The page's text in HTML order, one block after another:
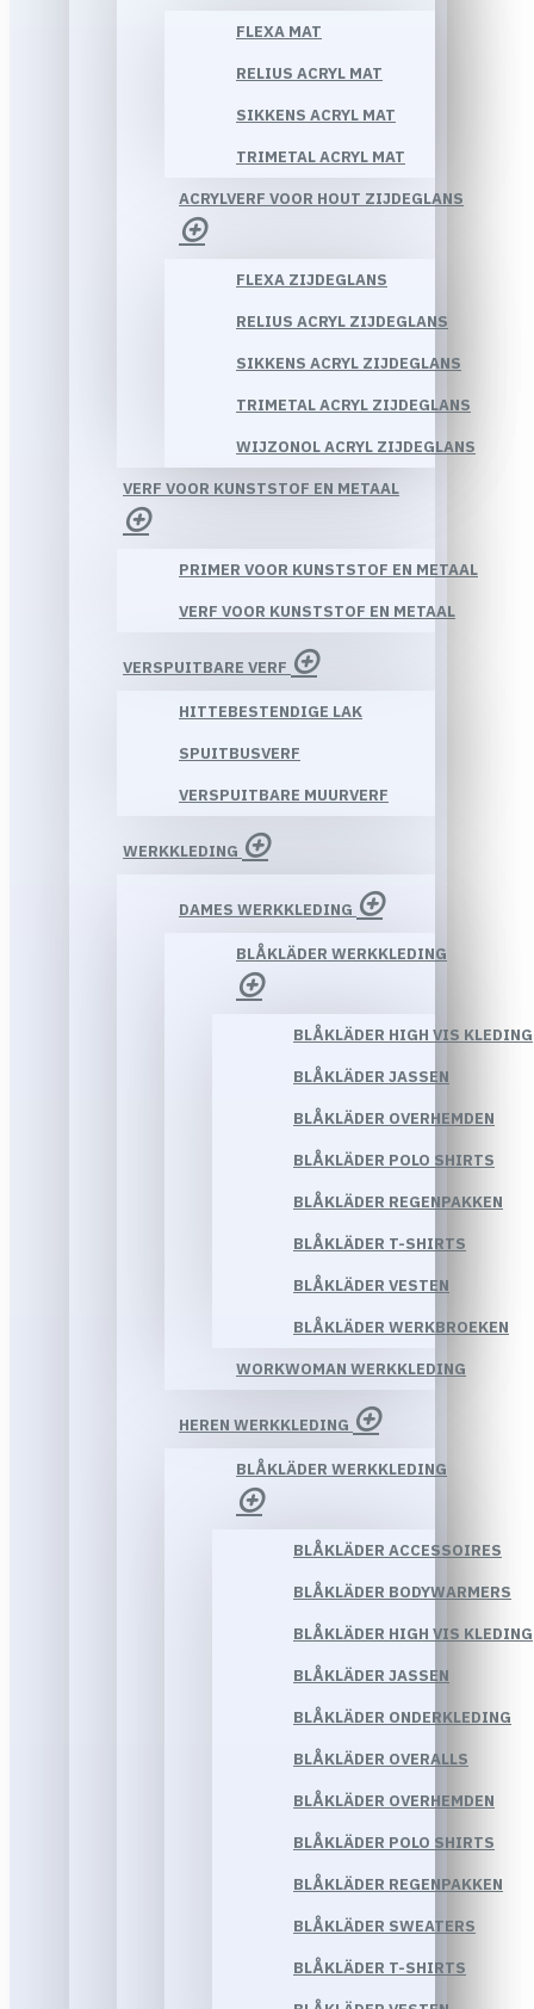
FLEXA MAT
RELIUS ACRYL MAT
SIKKENS ACRYL MAT
TRIMETAL ACRYL MAT
ACRYLVERF VOOR HOUT ZIJDEGLANS
FLEXA ZIJDEGLANS
RELIUS ACRYL ZIJDEGLANS
SIKKENS ACRYL ZIJDEGLANS
TRIMETAL ACRYL ZIJDEGLANS
WIJZONOL ACRYL ZIJDEGLANS
VERF VOOR KUNSTSTOF EN METAAL
PRIMER VOOR KUNSTSTOF EN METAAL
VERF VOOR KUNSTSTOF EN METAAL
VERSPUITBARE VERF
HITTEBESTENDIGE LAK
SPUITBUSVERF
VERSPUITBARE MUURVERF
WERKKLEDING
DAMES WERKKLEDING
BLÅKLÄDER WERKKLEDING
BLÅKLÄDER HIGH VIS KLEDING
BLÅKLÄDER JASSEN
BLÅKLÄDER OVERHEMDEN
BLÅKLÄDER POLO SHIRTS
BLÅKLÄDER REGENPAKKEN
BLÅKLÄDER T-SHIRTS
BLÅKLÄDER VESTEN
BLÅKLÄDER WERKBROEKEN
WORKWOMAN WERKKLEDING
HEREN WERKKLEDING
BLÅKLÄDER WERKKLEDING
BLÅKLÄDER ACCESSOIRES
BLÅKLÄDER BODYWARMERS
BLÅKLÄDER HIGH VIS KLEDING
BLÅKLÄDER JASSEN
BLÅKLÄDER ONDERKLEDING
BLÅKLÄDER OVERALLS
BLÅKLÄDER OVERHEMDEN
BLÅKLÄDER POLO SHIRTS
BLÅKLÄDER REGENPAKKEN
BLÅKLÄDER SWEATERS
BLÅKLÄDER T-SHIRTS